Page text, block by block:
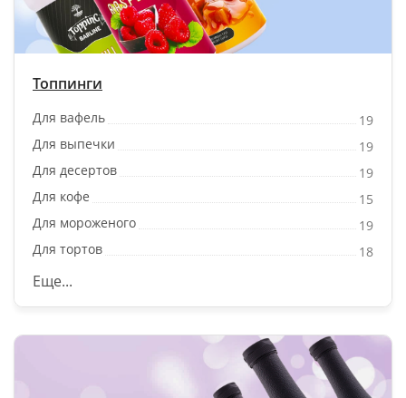
Топпинги
Для вафель
19
Для выпечки
19
Для десертов
19
Для кофе
15
Для мороженого
19
Для тортов
18
Еще...